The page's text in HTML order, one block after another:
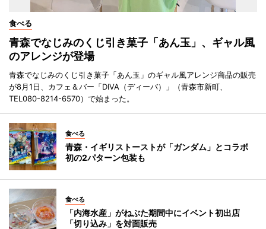
食べる
青森でなじみのくじ引き菓子「あん玉」、ギャル風
のアレンジが登場
青森でなじみのくじ引き菓子「あん玉」のギャル風アレンジ商品の販売
が8月1日、カフェ＆バー「DIVA（ディーバ）」（青森市新町、
TEL080-8214-6570）で始まった。
食べる
青森・イギリストーストが「ガンダム」とコラボ
初の2パターン包装も
食べる
「内海水産」がねぶた期間中にイベント初出店
「切り込み」を対面販売